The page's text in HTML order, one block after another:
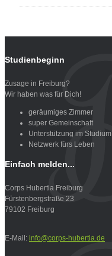
Studienbeginn
Zusage in Freiburg?
Wir haben was für Dich!
geräumiges Zimmer
super Gemeinschaft
Unterstützung im Studium
Netzwerk fürs Leben
Einfach melden...
Corps Hubertia Freiburg
Fürstenbergstraße 23
79102 Freiburg
E-Mail: info@corps-hubertia.de